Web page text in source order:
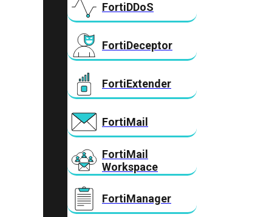
FortiDDoS
FortiDeceptor
FortiExtender
FortiMail
FortiMail
Workspace
FortiManager